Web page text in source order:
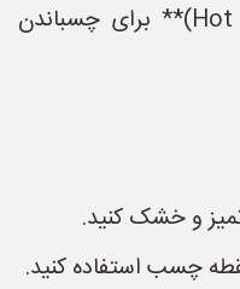
- **چسب‌های حرارتی (Hot Glue)** برای چسباندن
و خشک کنید.
چسب استفاده کنید.